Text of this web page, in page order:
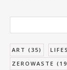
ART (35)
ZEROWASTE